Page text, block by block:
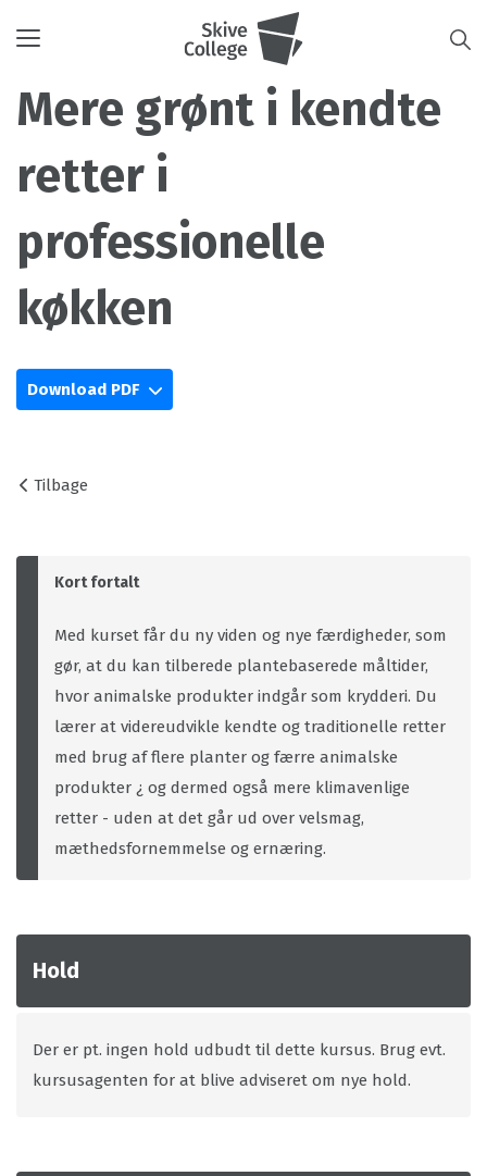
Toggle
Mere grønt i kendte
retter i
professionelle
køkken
Download PDF
Tilbage
Kort fortalt
Med kurset får du ny viden og nye færdigheder, som
gør, at du kan tilberede plantebaserede måltider,
hvor animalske produkter indgår som krydderi. Du
lærer at videreudvikle kendte og traditionelle retter
med brug af flere planter og færre animalske
produkter ¿ og dermed også mere klimavenlige
retter - uden at det går ud over velsmag,
mæthedsfornemmelse og ernæring.
Hold
Der er pt. ingen hold udbudt til dette kursus. Brug evt.
kursusagenten for at blive adviseret om nye hold.